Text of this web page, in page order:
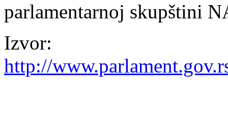
parlamentarnoj skupštini
Izvor:
http://